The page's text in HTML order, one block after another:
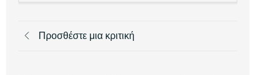
Προσθέστε μια κριτική